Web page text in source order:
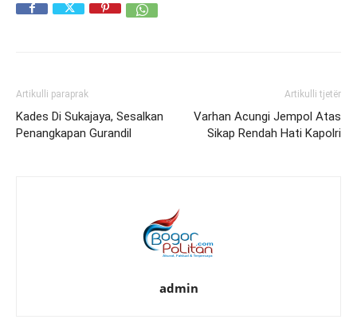
Artikulli paraprak
Kades Di Sukajaya, Sesalkan
Penangkapan Gurandil
Artikulli tjetër
Varhan Acungi Jempol Atas
Sikap Rendah Hati Kapolri
admin